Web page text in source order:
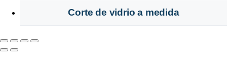
Corte de vidrio a medida